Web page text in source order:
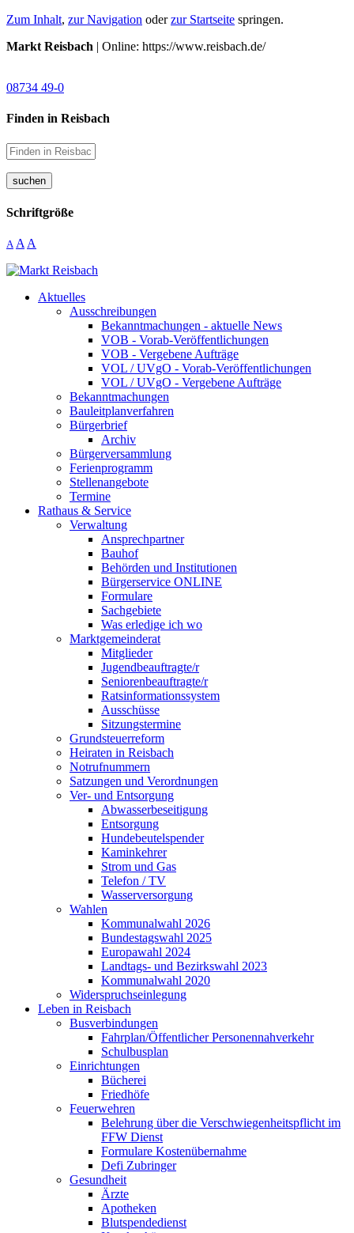
Zum Inhalt, zur Navigation oderzur Startseite springen.
Markt Reisbach | Online: https://www.reisbach.de/
08734 49-0
Finden in Reisbach
suchen
Schriftgröße
A A A
Aktuelles
Ausschreibungen
Bekanntmachungen - aktuelle News
VOB - Vorab-Veröffentlichungen
VOB - Vergebene Aufträge
VOL / UVgO - Vorab-Veröffentlichungen
VOL / UVgO - Vergebene Aufträge
Bekanntmachungen
Bauleitplanverfahren
Bürgerbrief
Archiv
Bürgerversammlung
Ferienprogramm
Stellenangebote
Termine
Rathaus & Service
Verwaltung
Ansprechpartner
Bauhof
Behörden und Institutionen
Bürgerservice ONLINE
Formulare
Sachgebiete
Was erledige ich wo
Marktgemeinderat
Mitglieder
Jugendbeauftragte/r
Seniorenbeauftragte/r
Ratsinformationssystem
Ausschüsse
Sitzungstermine
Grundsteuerreform
Heiraten in Reisbach
Notrufnummern
Satzungen und Verordnungen
Ver- und Entsorgung
Abwasserbeseitigung
Entsorgung
Hundebeutelspender
Kaminkehrer
Strom und Gas
Telefon / TV
Wasserversorgung
Wahlen
Kommunalwahl 2026
Bundestagswahl 2025
Europawahl 2024
Landtags- und Bezirkswahl 2023
Kommunalwahl 2020
Widerspruchseinlegung
Leben in Reisbach
Busverbindungen
Fahrplan/Öffentlicher Personennahverkehr
Schulbusplan
Einrichtungen
Bücherei
Friedhöfe
Feuerwehren
Belehrung über die Verschwiegenheitspflicht im
FFW Dienst
Formulare Kostenübernahme
Defi Zubringer
Gesundheit
Ärzte
Apotheken
Blutspendedienst